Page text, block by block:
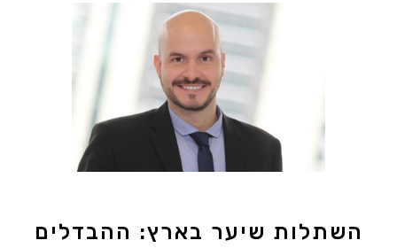
השתלות שיער בארץ: ההבדלים